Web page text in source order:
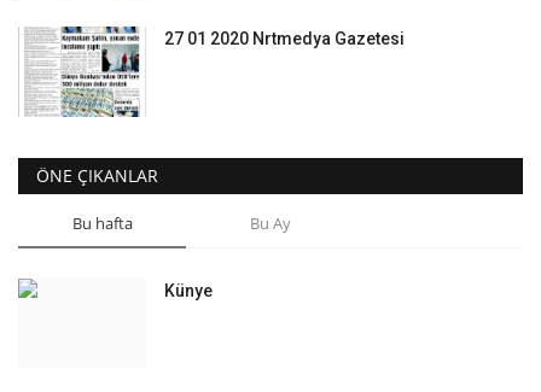
27 01 2020 Nrtmedya Gazetesi
ÖNE ÇIKANLAR
Bu hafta Bu Ay
Künye